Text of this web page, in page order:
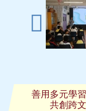
善用多元學
共創跨